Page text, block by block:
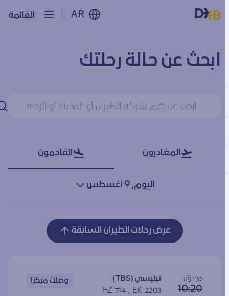
القائمة AR
ابحث عن حالة رحلتك
ابحث عن حالة رحلتك
المغادرون القادمون
اليوم, 9 أغسطس
عرض رحلات الطيران السابقة
مجدوَل
10:20
تبليسي (TBS)
FZ 714 , EK 2203
وصلت مبكرًا